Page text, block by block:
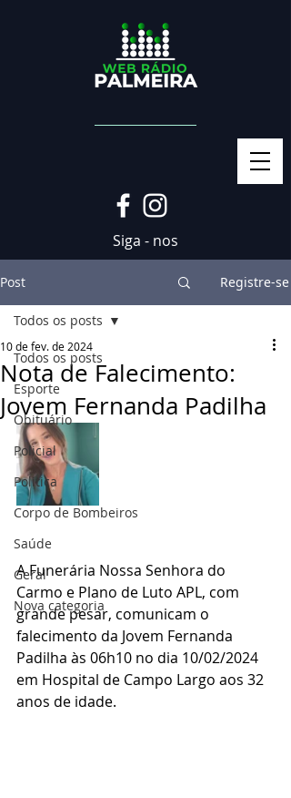
Siga - nos
Post Registre-se
Todos os posts
Esporte
Obituário
Policial
Politica
Corpo de Bombeiros
Saúde
Geral
Nova categoria
Todos os posts
Nota de Falecimento:
Jovem Fernanda Padilha
10 de fev. de 2024
A Funerária Nossa Senhora do
Carmo e Plano de Luto APL, com
grande pesar, comunicam o
falecimento da Jovem Fernanda
Padilha às 06h10 no dia 10/02/2024
em Hospital de Campo Largo aos 32
anos de idade.